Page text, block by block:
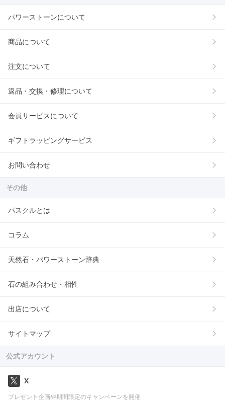
パワーストーンについて
商品について
注文について
返品・交換・修理について
会員サービスについて
ギフトラッピングサービス
お問い合わせ
その他
パスクルとは
コラム
天然石・パワーストーン辞典
石の組み合わせ・相性
出店について
サイトマップ
公式アカウント
X
プレゼント企画や期間限定のキャンペーンを開催